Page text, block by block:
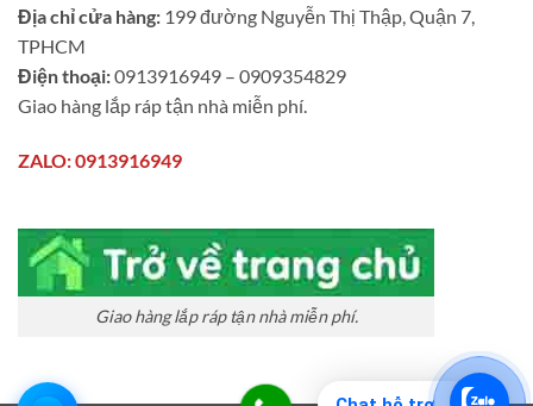
Địa chỉ cửa hàng: 199 đường Nguyễn Thị Thập, Quận 7,
TPHCM
Điện thoại:0913916949 – 0909354829
Giao hàng lắp ráp tận nhà miễn phí.
ZALO: 0913916949
Giao hàng lắp ráp tận nhà miễn phí.